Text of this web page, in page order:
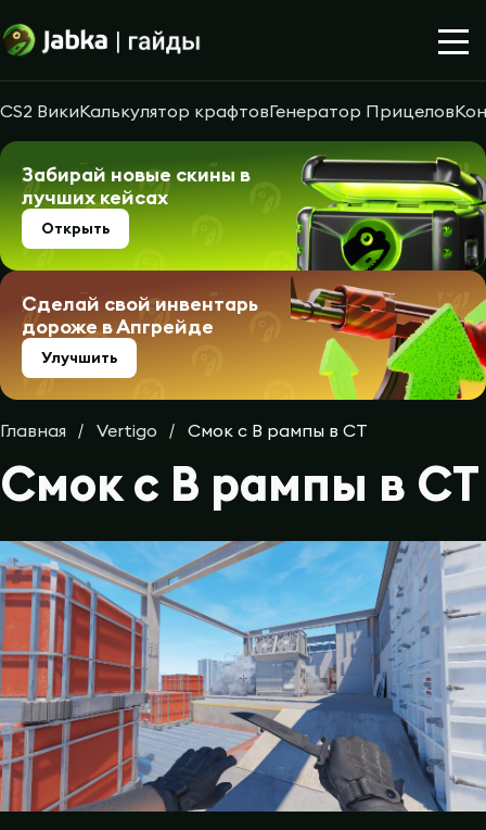
CS2 ВикиКалькулятор крафтовГенератор Прицелов
Забирай новые скины в
лучших кейсах
Открыть
Сделай свой инвентарь
дороже в Апгрейде
Улучшить
Главная Vertigo Смок с B рампы в CТ
Смок с B рампы в CТ